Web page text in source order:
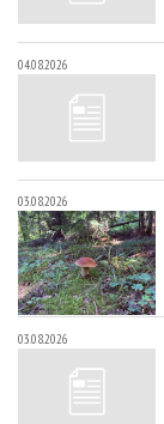
04.08.2026
03.08.2026
03.08.2026